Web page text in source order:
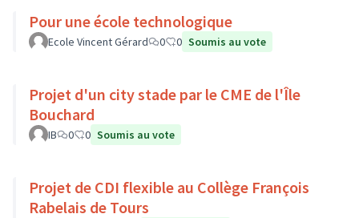
Pour une école technologique
Ecole Vincent Gérard 0 0 Soumis au vote
Projet d'un city stade par le CME de l'Île
Bouchard
IB 0 0 Soumis au vote
Projet de CDI flexible au Collège François
Rabelais de Tours